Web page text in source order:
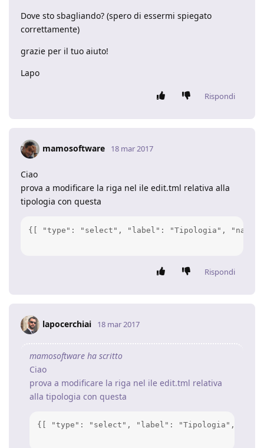
Dove sto sbagliando? (spero di essermi spiegato
correttamente)
grazie per il tuo aiuto!
Lapo
Rispondi
mamosoftware 18 mar 2017
Ciao
prova a modificare la riga nel ile edit.tml relativa alla
tipologia con questa
{[ "type": "select", "label": "Tipologia", "name":
Rispondi
lapocerchiai 18 mar 2017
mamosoftware ha scritto
Ciao
prova a modificare la riga nel ile edit.tml relativa
alla tipologia con questa
{[ "type": "select", "label": "Tipologia",